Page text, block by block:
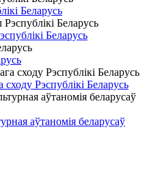
Беларусь
Беларусь
Рэспублікі Беларусь
аўтаномія беларусаў